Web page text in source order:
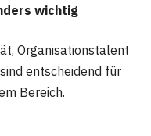
wichtig
Organisationstalent
entscheidend für
Bereich.